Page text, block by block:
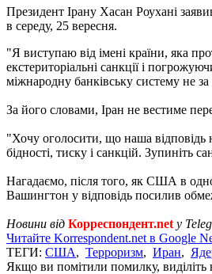
Президент Ірану Хасан Роухані
в середу, 25 вересня.
"Я виступаю від імені країни, яка
екстериторіальні санкції і
міжнародну банківську систему не
За його словами, Іран не вестиме
"Хочу оголосити, що наша відповідь
бідності, тиску і санкцій. Зупиніть
Нагадаємо, після того, як США в
Вашингтон у відповідь посилив
Новини від Корреспондент.net у
Читайте Korrespondent.net в Google
ТЕГИ: США, Терроризм, Иран,
Якщо ви помітили помилку, виділіть